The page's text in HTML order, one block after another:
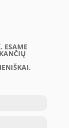
ESAME